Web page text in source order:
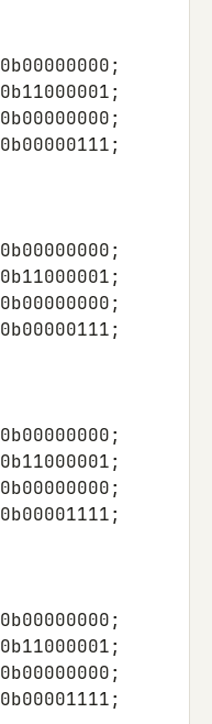
0b00000000;
0b11000001;
0b00000000;
0b00000111;
0b00000000;
0b11000001;
0b00000000;
0b00000111;
0b00000000;
0b11000001;
0b00000000;
0b00001111;
0b00000000;
0b11000001;
0b00000000;
0b00001111;